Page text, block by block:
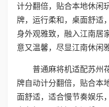
计分翻倍，贴合本地休闲
牌，运行柔和，桌面舒适
身外观雅致，融入江南居
意又温馨，尽显江南休闲
普通麻将机适配苏州
牌自动计分翻倍，贴合本
面舒适，适合慢节奏娱乐